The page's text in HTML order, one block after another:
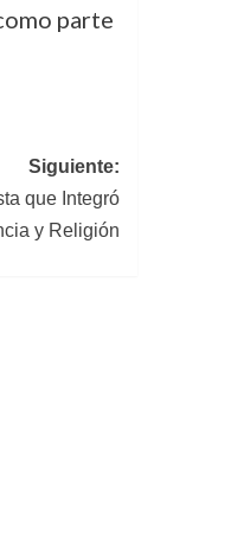
parte
Siguiente:
que Integró
y Religión